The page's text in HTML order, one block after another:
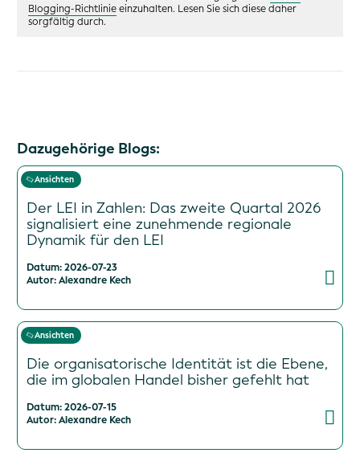
Blogging-Richtlinieeinzuhalten. Lesen Sie sich diese daher
sorgfältig durch.
Dazugehörige Blogs:
Ansichten
Der LEI in Zahlen: Das zweite Quartal 2026
signalisiert eine zunehmende regionale
Dynamik für den LEI
Datum: 2026-07-23
Autor: Alexandre Kech
Ansichten
Die organisatorische Identität ist die Ebene,
die im globalen Handel bisher gefehlt hat
Datum: 2026-07-15
Autor: Alexandre Kech